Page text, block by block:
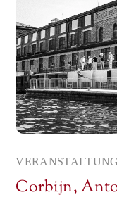
VERANSTALTUNG
Corbijn,